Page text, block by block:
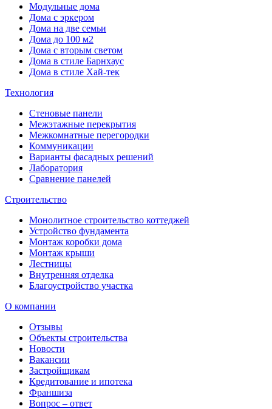
Модульные дома
Дома с эркером
Дома на две семьи
Дома до 100 м2
Дома с вторым светом
Дома в стиле Барнхаус
Дома в стиле Хай-тек
Технология
Стеновые панели
Межэтажные перекрытия
Межкомнатные перегородки
Коммуникации
Варианты фасадных решений
Лаборатория
Сравнение панелей
Строительство
Монолитное строительство коттеджей
Устройство фундамента
Монтаж коробки дома
Монтаж крыши
Лестницы
Внутренняя отделка
Благоустройство участка
О компании
Отзывы
Объекты строительства
Новости
Вакансии
Застройщикам
Кредитование и ипотека
Франшиза
Вопрос – ответ